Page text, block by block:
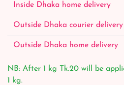
Inside Dhaka home delivery
Outside Dhaka courier delivery
Outside Dhaka home delivery
NB: After 1 kg Tk.20 will be
1 kg.